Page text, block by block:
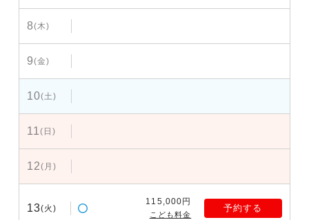
8(木)
9(金)
10(土)
11(日)
12(月)
13(火)
115,000円
こども料金
予約する